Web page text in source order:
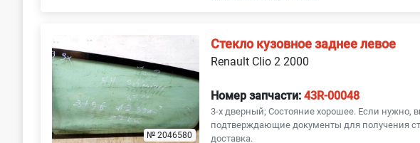
№ 2046580
Стекло кузовное заднее левое
Renault Clio 2 2000
Номер запчасти: 43R-00048
3-х дверный; Состояние хорошее. Если нужно,
подтверждающие документы для получения
доставка.